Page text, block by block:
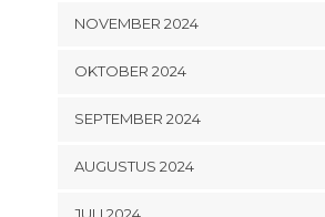
NOVEMBER 2024
OKTOBER 2024
SEPTEMBER 2024
AUGUSTUS 2024